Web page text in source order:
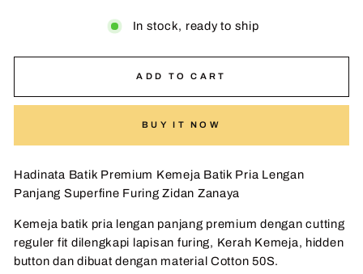
In stock, ready to ship
ADD TO CART
BUY IT NOW
Hadinata Batik Premium Kemeja Batik Pria Lengan
Panjang Superfine Furing Zidan Zanaya
Kemeja batik pria lengan panjang premium dengan cutting
reguler fit dilengkapi lapisan furing, Kerah Kemeja, hidden
button dan dibuat dengan material Cotton 50S.